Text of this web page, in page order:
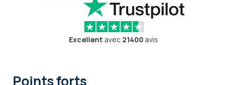
Excellent avec 21400 avis
Points forts